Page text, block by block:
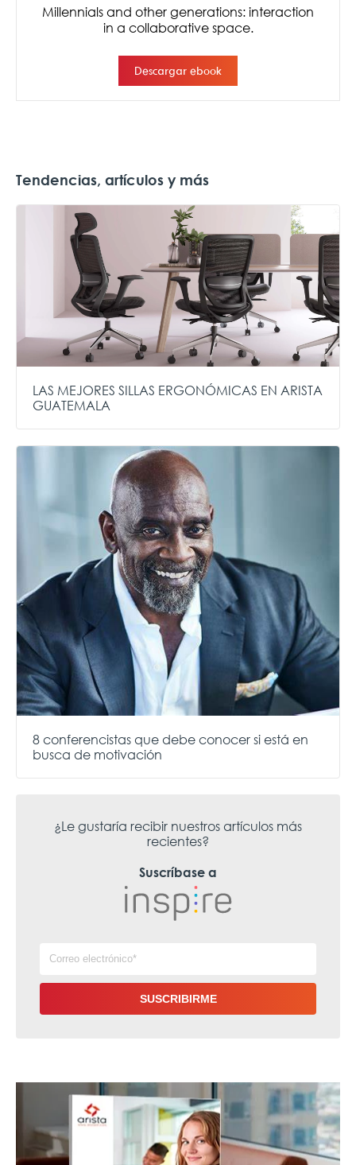
Tendencias, artículos y más
LAS MEJORES SILLAS ERGONÓMICAS EN ARISTA
GUATEMALA
8 conferencistas que debe conocer si está en
busca de motivación
¿Le gustaría recibir nuestros artículos más
recientes?
Suscríbase a